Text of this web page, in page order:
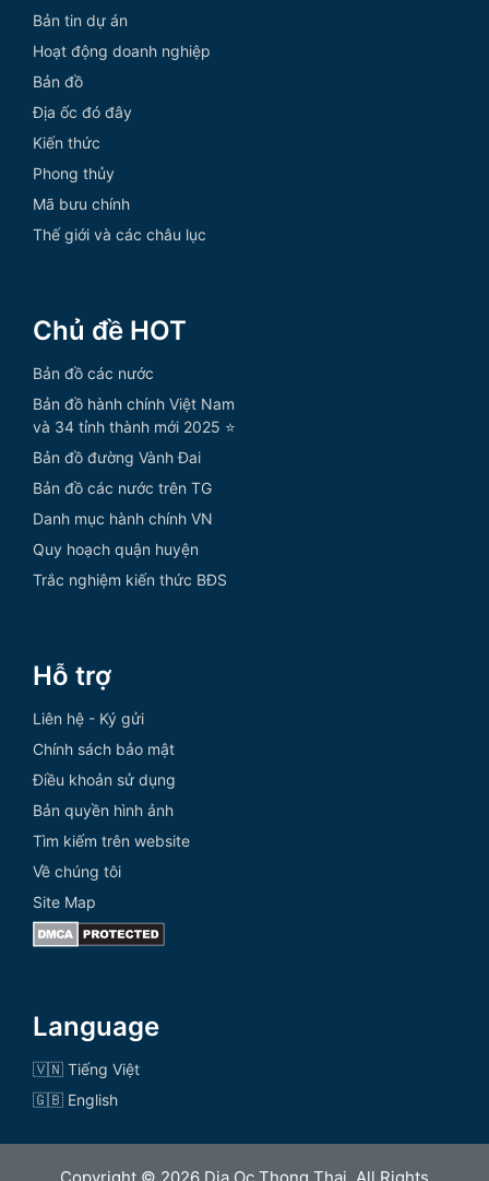
Bản tin dự án
Hoạt động doanh nghiệp
Bản đồ
Địa ốc đó đây
Kiến thức
Phong thủy
Mã bưu chính
Thế giới và các châu lục
Chủ đề HOT
Bản đồ các nước
Bản đồ hành chính Việt Nam
và 34 tỉnh thành mới 2025 ⭐
Bản đồ đường Vành Đai
Bản đồ các nước trên TG
Danh mục hành chính VN
Quy hoạch quận huyện
Trắc nghiệm kiến thức BĐS
Hỗ trợ
Liên hệ - Ký gửi
Chính sách bảo mật
Điều khoản sử dụng
Bản quyền hình ảnh
Tìm kiếm trên website
Về chúng tôi
Site Map
Language
🇻🇳 Tiếng Việt
🇬🇧 English